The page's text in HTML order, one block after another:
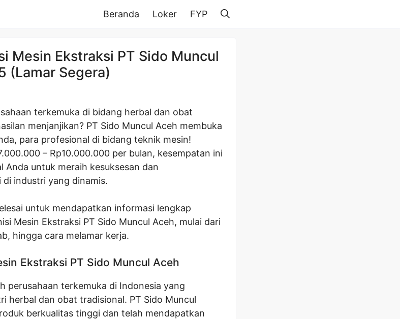
Beranda Loker FYP
Mesin Ekstraksi PT Sido Muncul
(Lamar Segera)
terkemuka di bidang herbal dan obat
menjanjikan? PT Sido Muncul Aceh membuka
para profesional di bidang teknik mesin!
– Rp10.000.000 per bulan, kesempatan ini
Anda untuk meraih kesuksesan dan
industri yang dinamis.
untuk mendapatkan informasi lengkap
Mesin Ekstraksi PT Sido Muncul Aceh, mulai dari
hingga cara melamar kerja.
Ekstraksi PT Sido Muncul Aceh
perusahaan terkemuka di Indonesia yang
herbal dan obat tradisional. PT Sido Muncul
berkualitas tinggi dan telah mendapatkan